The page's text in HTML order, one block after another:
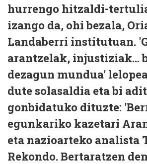
hurrengo hitzaldi-
izango da, ohi bezala,
Landaberri institutuan.
arantzelak, injustiziak...
dezagun mundua'
dute solasaldia eta bi
gonbidatuko dituzte:
egunkariko kazetari
eta nazioarteko analista
Rekondo. Bertaratzen